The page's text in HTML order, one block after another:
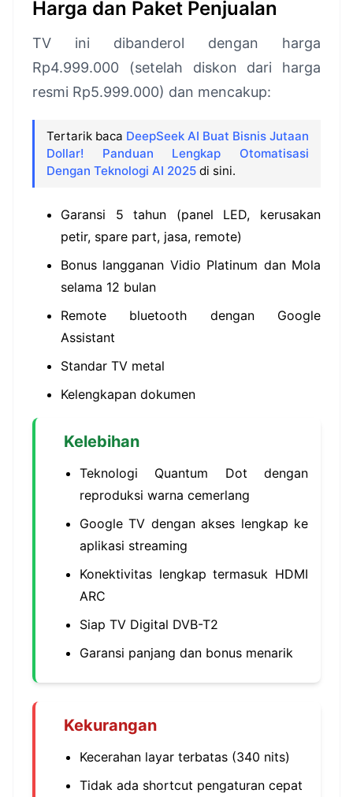
Harga dan Paket Penjualan
TV ini dibanderol dengan harga
Rp4.999.000 (setelah diskon dari harga
resmi Rp5.999.000) dan mencakup:
Tertarik baca DeepSeek AI Buat Bisnis Jutaan
Dollar! Panduan Lengkap Otomatisasi
Dengan Teknologi AI 2025 di sini.
Garansi 5 tahun (panel LED, kerusakan
petir, spare part, jasa, remote)
Bonus langganan Vidio Platinum dan Mola
selama 12 bulan
Remote bluetooth dengan Google
Assistant
Standar TV metal
Kelengkapan dokumen
Kelebihan
Teknologi Quantum Dot dengan
reproduksi warna cemerlang
Google TV dengan akses lengkap ke
aplikasi streaming
Konektivitas lengkap termasuk HDMI
ARC
Siap TV Digital DVB-T2
Garansi panjang dan bonus menarik
Kekurangan
Kecerahan layar terbatas (340 nits)
Tidak ada shortcut pengaturan cepat